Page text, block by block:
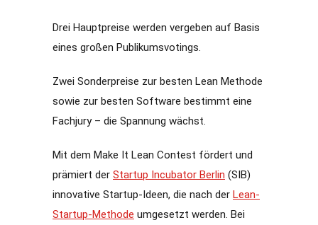
Drei Hauptpreise werden vergeben auf Basis
eines großen Publikumsvotings.
Zwei Sonderpreise zur besten Lean Methode
sowie zur besten Software bestimmt eine
Fachjury – die Spannung wächst.
Mit dem Make It Lean Contest fördert und
prämiert der Startup Incubator Berlin (SIB)
innovative Startup-Ideen, die nach der Lean-
Startup-Methode umgesetzt werden. Bei